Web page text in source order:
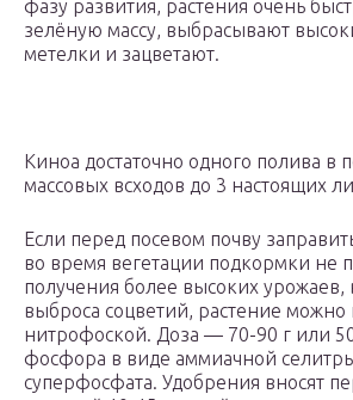
фазу развития, растения очень
зелёную массу, выбрасывают
метелки и зацветают.
Киноа достаточно одного полива в
массовых всходов до 3 настоящих
Если перед посевом почву
во время вегетации подкормки не
получения более высоких урожаев,
выброса соцветий, растение можно
нитрофоской. Доза — 70-90 г или
фосфора в виде аммиачной
суперфосфата. Удобрения вносят